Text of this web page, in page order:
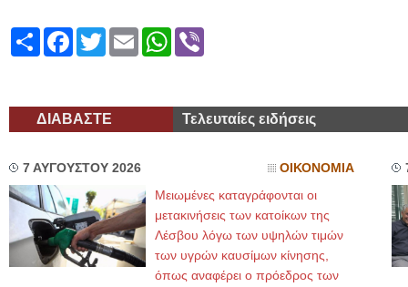
ShareFacebook
TwitterEmailWhatsApp
ΔΙΑΒΑΣΤΕ Τελευταίες ειδήσεις
7 ΑΥΓΟΥΣΤΟΥ 2026 ΟΙΚΟΝΟΜΙΑ
Μειωμένες καταγράφονται οι
μετακινήσεις των κατοίκων της
Λέσβου λόγω των υψηλών τιμών
των υγρών καυσίμων κίνησης,
όπως αναφέρει ο πρόεδρος των